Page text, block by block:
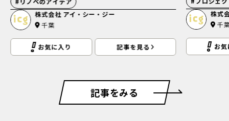
株式会社 アイ・シー・ジー
千葉
お気に入り 記事を見る
株式
千
お
記事をみる